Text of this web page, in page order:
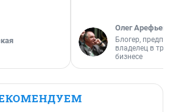
Олег Арефьев
Блогер,
владелец в
бизнесе